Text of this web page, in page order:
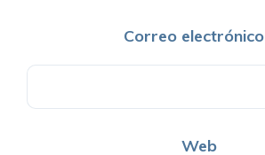
Correo electrónico
Web